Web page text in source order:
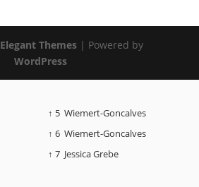
Elegant Themes| Powered by
WordPress
↑ 5 Wiemert-Goncalves
↑ 6 Wiemert-Goncalves
↑ 7 Jessica Grebe